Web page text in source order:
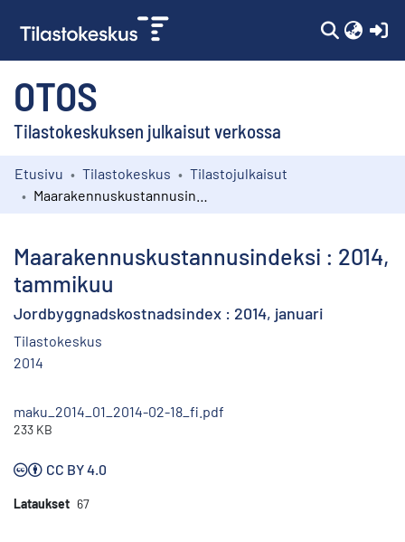
OTOS
Tilastokeskuksen julkaisut verkossa
Kokoelmat
Etusivu Tilastokeskus
Tilastojulkaisut
Maarakennuskustannusindeksi : 2014,
tammikuu
Jordbyggnadskostnadsindex : 2014, januari
Tilastokeskus
2014
maku_2014_01_2014-02-18_fi.pdf
233 KB
CC BY 4.0
Lataukset 67